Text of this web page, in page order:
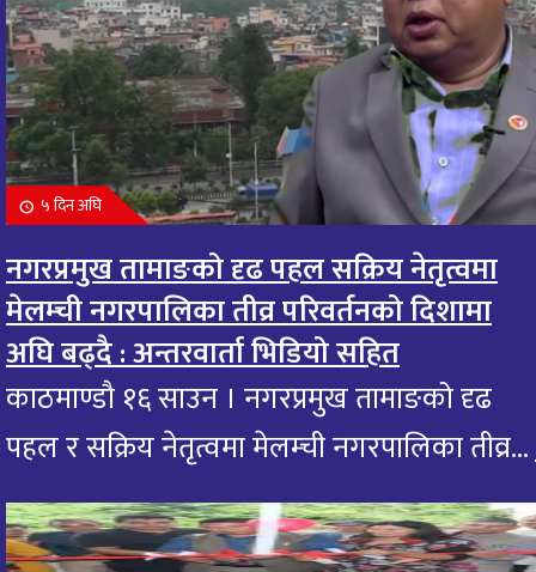
५ दिन अघि
नगरप्रमुख तामाङको दृढ पहल सक्रिय नेतृत्वमा
मेलम्ची नगरपालिका तीव्र परिवर्तनको दिशामा
अघि बढ्दै : अन्तरवार्ता भिडियो सहित
काठमाण्डौ १६ साउन । नगरप्रमुख तामाङको दृढ
पहल र सक्रिय नेतृत्वमा मेलम्ची नगरपालिका तीव्र...